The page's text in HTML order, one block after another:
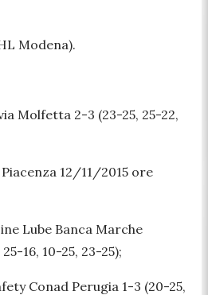
Modena).
Molfetta 2-3 (23-25, 25-22,
12/11/2015 ore
Lube Banca Marche
16, 10-25, 23-25);
Conad Perugia 1-3 (20-25,